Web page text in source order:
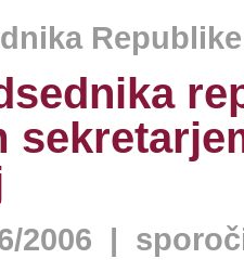
2006 |